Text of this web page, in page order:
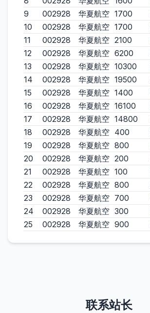
9
002928 华夏航空 1700
10
002928 华夏航空 1700
11
002928 华夏航空 2100
12
002928 华夏航空 6200
13
002928 华夏航空 10300
14
002928 华夏航空 19500
15
002928 华夏航空 1400
16
002928 华夏航空 16100
17
002928 华夏航空 14800
18
002928 华夏航空 400
19
002928 华夏航空 800
20
002928 华夏航空 200
21
002928 华夏航空 100
22
002928 华夏航空 800
23
002928 华夏航空 700
24
002928 华夏航空 300
25
002928 华夏航空 900
联系站长